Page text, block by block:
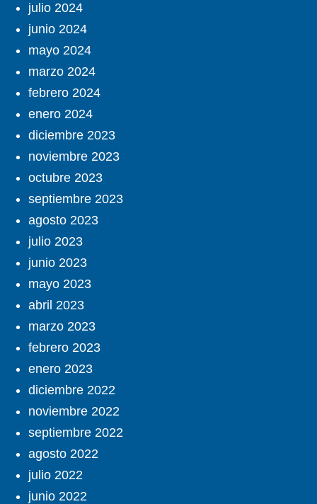
julio 2024
junio 2024
mayo 2024
marzo 2024
febrero 2024
enero 2024
diciembre 2023
noviembre 2023
octubre 2023
septiembre 2023
agosto 2023
julio 2023
junio 2023
mayo 2023
abril 2023
marzo 2023
febrero 2023
enero 2023
diciembre 2022
noviembre 2022
septiembre 2022
agosto 2022
julio 2022
junio 2022